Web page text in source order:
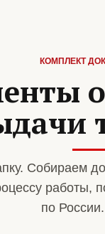
КОМПЛЕКТ
Собираем
работы,
по России.